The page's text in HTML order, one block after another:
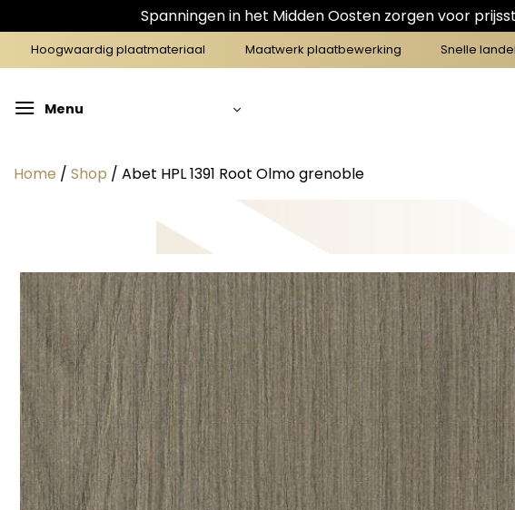
Spanningen in het Midden Oosten zorgen voor
naar
Hoogwaardig plaatmateriaal Maatwerk plaatbewerking Snelle
Menu
Home / Shop / Abet HPL 1391 Root Olmo grenoble